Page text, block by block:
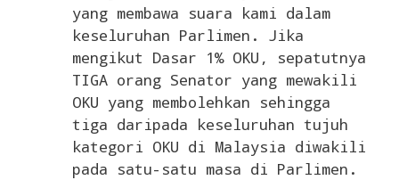
yang membawa suara kami dalam
keseluruhan Parlimen. Jika
mengikut Dasar 1% OKU, sepatutnya
TIGA orang Senator yang mewakili
OKU yang membolehkan sehingga
tiga daripada keseluruhan tujuh
kategori OKU di Malaysia diwakili
pada satu-satu masa di Parlimen.